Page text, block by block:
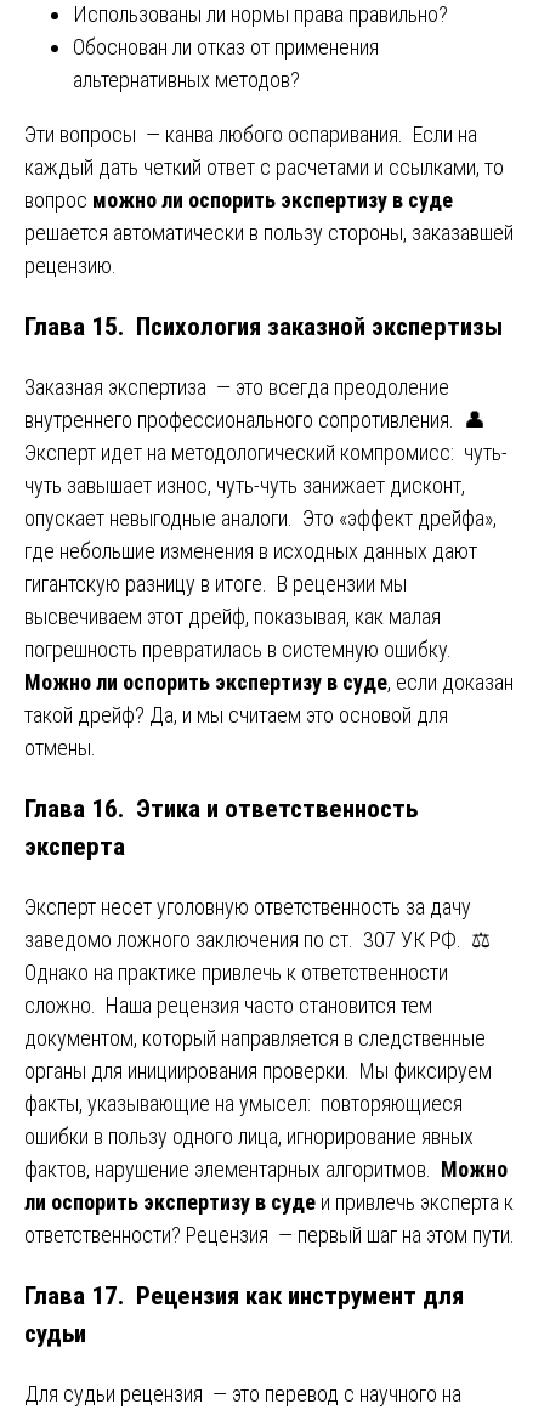
Использованы ли нормы права правильно?
Обоснован ли отказ от применения
альтернативных методов?
Эти вопросы — канва любого оспаривания. Если на
каждый дать четкий ответ с расчетами и ссылками, то
вопрос можно ли оспорить экспертизу в суде
решается автоматически в пользу стороны, заказавшей
рецензию.
Глава 15. Психология заказной экспертизы
Заказная экспертиза — это всегда преодоление
внутреннего профессионального сопротивления. 👤
Эксперт идет на методологический компромисс: чуть-
чуть завышает износ, чуть-чуть занижает дисконт,
опускает невыгодные аналоги. Это «эффект дрейфа»,
где небольшие изменения в исходных данных дают
гигантскую разницу в итоге. В рецензии мы
высвечиваем этот дрейф, показывая, как малая
погрешность превратилась в системную ошибку.
Можно ли оспорить экспертизу в суде, если доказан
такой дрейф? Да, и мы считаем это основой для
отмены.
Глава 16. Этика и ответственность
эксперта
Эксперт несет уголовную ответственность за дачу
заведомо ложного заключения по ст. 307 УК РФ. ⚖️
Однако на практике привлечь к ответственности
сложно. Наша рецензия часто становится тем
документом, который направляется в следственные
органы для инициирования проверки. Мы фиксируем
факты, указывающие на умысел: повторяющиеся
ошибки в пользу одного лица, игнорирование явных
фактов, нарушение элементарных алгоритмов. Можно
ли оспорить экспертизу в суде и привлечь эксперта к
ответственности? Рецензия — первый шаг на этом пути.
Глава 17. Рецензия как инструмент для
судьи
Для судьи рецензия — это перевод с научного на